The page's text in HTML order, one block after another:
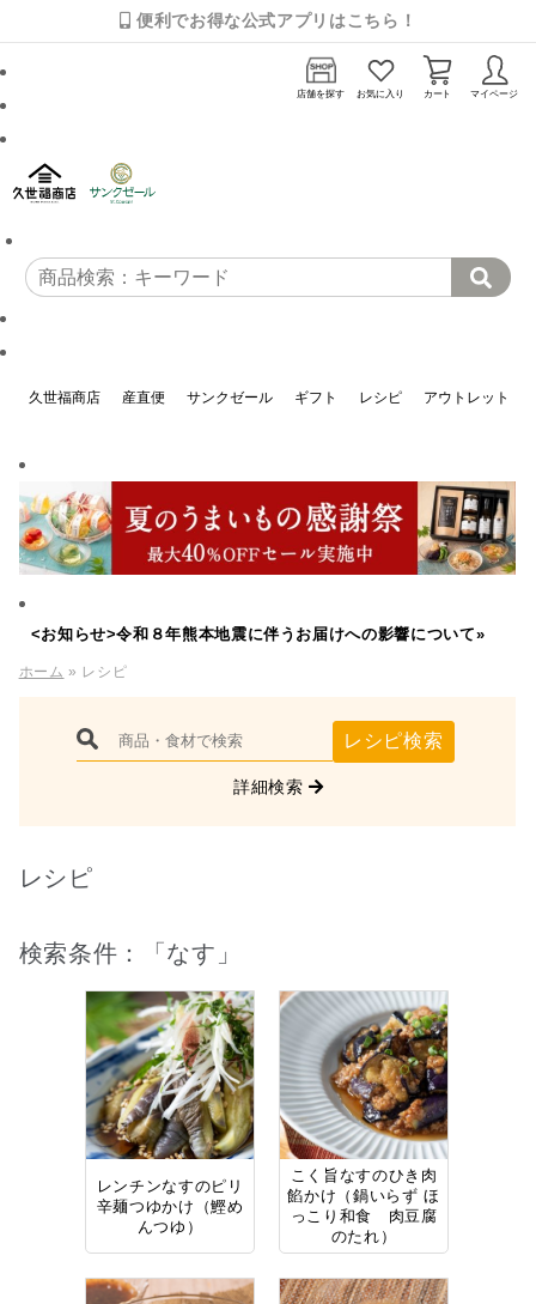
便利でお得な公式アプリはこちら！
店舗を探す お気に入り カート マイページ
久世福商店 産直便 サンクゼール ギフト レシピ アウトレット
<お知らせ>令和８年熊本地震に伴うお届けへの影響について»
ホーム » レシピ
レシピ検索
詳細検索
レシピ
検索条件：「なす」
レンチンなすのピリ
辛麺つゆかけ（鰹め
んつゆ）
こく旨なすのひき肉
餡かけ（鍋いらず ほ
っこり和食 肉豆腐
のたれ）